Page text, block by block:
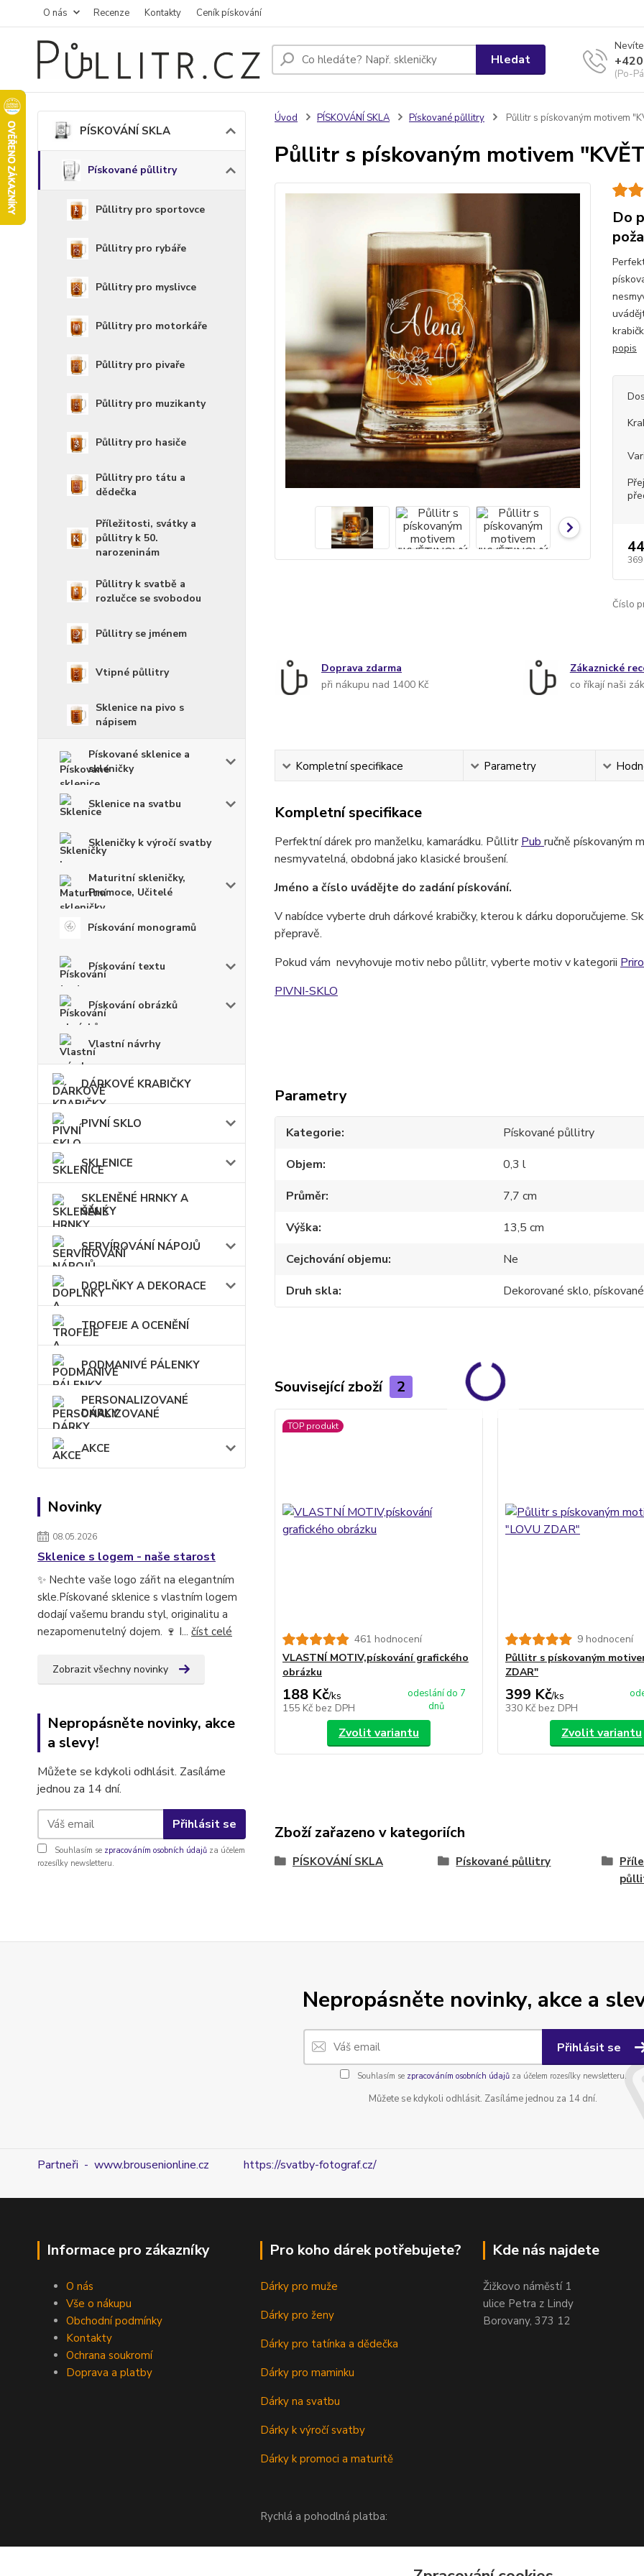
O nás Recenze Kontakty Ceník pískování
Hledat
(Po-
PÍSKOVÁNÍ SKLA
Pískované půllitry
Půllitry pro sportovce
Půllitry pro rybáře
Půllitry pro myslivce
Půllitry pro motorkáře
Půllitry pro pivaře
Půllitry pro muzikanty
Půllitry pro hasiče
Půllitry pro tátu a
dědečka
Příležitosti, svátky a
půllitry k 50.
narozeninám
Půllitry k svatbě a
rozlučce se svobodou
Půllitry se jménem
Vtipné půllitry
Sklenice na pivo s
nápisem
Pískované sklenice a
skleničky
Sklenice na svatbu
Skleničky k výročí svatby
Maturitní skleničky,
Promoce, Učitelé
Pískování monogramů
Pískování textu
Pískování obrázků
Vlastní návrhy
DÁRKOVÉ KRABIČKY
PIVNÍ SKLO
SKLENICE
SKLENĚNÉ HRNKY A
ŠÁLKY
SERVÍROVÁNÍ NÁPOJŮ
DOPLŇKY A DEKORACE
TROFEJE A OCENĚNÍ
PODMANIVÉ PÁLENKY
PERSONALIZOVANÉ
DÁRKY
AKCE
Novinky
08.05.2026
Sklenice s logem - naše starost
✨ Nechte vaše logo zářit na elegantním
skle.Pískované sklenice s vlastním logem
dodají vašemu brandu styl, originalitu a
nezapomenutelný dojem. 🍷 I... číst celé
Zobrazit všechny novinky
Nepropásněte novinky, akce
a slevy!
Můžete se kdykoli odhlásit. Zasíláme
jednou za 14 dní.
Přihlásit se
Souhlasím se zpracováním osobních údajů za účelem
rozesílky newsletteru.
Úvod PÍSKOVÁNÍ SKLA Pískované půllitry Půllitr s pískovaným motivem
Půllitr s pískovaným motivem
Do
popis
369
Číslo
Doprava zdarma
při nákupu nad 1400 Kč
Zákaznické
co říkají naši
Kompletní specifikace Parametry
Kompletní specifikace
Perfektní dárek pro manželku, kamarádku. PůllitrPub ručně pískovaným
nesmyvatelná, obdobná jako klasické broušení.
Jméno a číslo uvádějte do zadání pískování.
V nabídce vyberte druh dárkové krabičky, kterou k dárku doporučujeme.
přepravě.
Pokud vám nevyhovuje motiv nebo půllitr, vyberte motiv v kategorii
PIVNI-SKLO
Parametry
Kategorie
Pískované půllitry
Objem
0,3 l
Průměr
7,7 cm
Výška
13,5 cm
Cejchování objemu
Ne
Druh skla
Dekorované sklo,
Související zboží 2
TOP produkt
461 hodnocení
VLASTNÍ MOTIV,pískování grafického
obrázku
188 Kč/ks
155 Kč bez DPH
odeslání do 7
dnů
Zvolit variantu
9 hodnocení
Půllitr s pískovaným
ZDAR"
399 Kč/ks
330 Kč bez DPH
Zvolit variantu
Zboží zařazeno v kategoriích
PÍSKOVÁNÍ SKLA Pískované půllitry
Nepropásněte novinky, akce a
Přihlásit se
Souhlasím se zpracováním osobních údajůza účelem rozesílky newsletteru.
Můžete se kdykoli odhlásit. Zasíláme jednou za 14 dní.
Partneři - www.brousenionline.cz https://svatby-fotograf.cz/
Informace pro zákazníky
O nás
Vše o nákupu
Obchodní podmínky
Kontakty
Ochrana soukromí
Doprava a platby
Pro koho dárek potřebujete?
Dárky pro muže
Dárky pro ženy
Dárky pro tatínka a dědečka
Dárky pro maminku
Dárky na svatbu
Dárky k výročí svatby
Dárky k promoci a maturitě
Rychlá a pohodlná platba:
Kde nás najdete
Žižkovo náměstí 1
ulice Petra z Lindy
Borovany, 373 12